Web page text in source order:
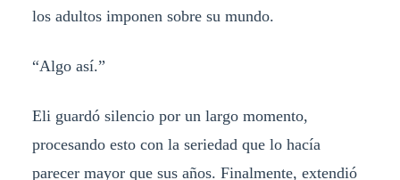
los adultos imponen sobre su mundo.
“Algo así.”
Eli guardó silencio por un largo momento,
procesando esto con la seriedad que lo hacía
parecer mayor que sus años. Finalmente, extendió